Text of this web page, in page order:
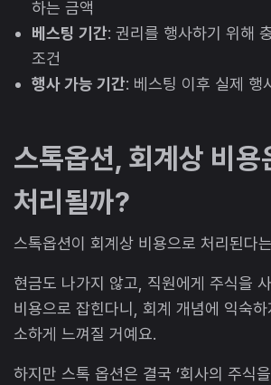
하는 금액
베스팅 기간: 권리를 행사하기 위해
조건
행사 가능 기간: 베스팅 이후 실제 행
스톡옵션, 회계상 비용
처리될까?
스톡옵션이 회계상 비용으로 처리된다
현금도 나가지 않고, 직원에게 주식을
비용으로 잡힌다니, 회계 개념에 익숙
소하게 느껴질 거예요.
하지만 스톡 옵션은 결국 ‘회사의 주식